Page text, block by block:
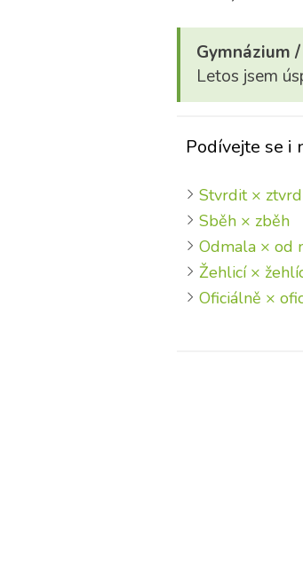
Gymnázium
Letos jsem
Podívejte se i
Stvrdit ×
Sběh × zběh
Odmala × od
Žehlicí ×
Oficiálně ×